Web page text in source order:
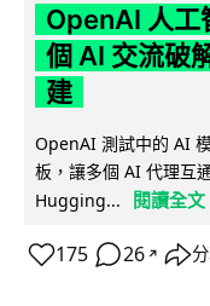
OpenAI 人工
個 AI 交流破
建
OpenAI 測試中的 AI
板，讓多個 AI 代理互
Hugging...
閱讀全文
175 26 ↗